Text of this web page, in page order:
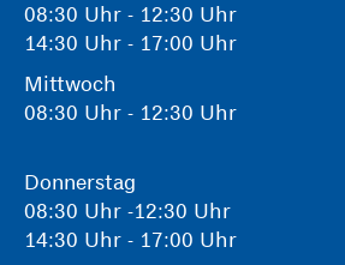
08:30 Uhr - 12:30 Uhr
14:30 Uhr - 17:00 Uhr
Mittwoch
08:30 Uhr - 12:30 Uhr
Donnerstag
08:30 Uhr -12:30 Uhr
14:30 Uhr - 17:00 Uhr